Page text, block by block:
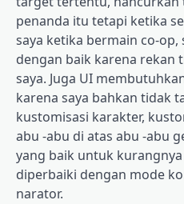
penanda itu tetapi ketika
saya ketika bermain co-
dengan baik karena rekan
saya. Juga UI
karena saya bahkan tidak
kustomisasi karakter,
abu -abu di atas abu -abu
yang baik untuk
diperbaiki dengan mode
narator.